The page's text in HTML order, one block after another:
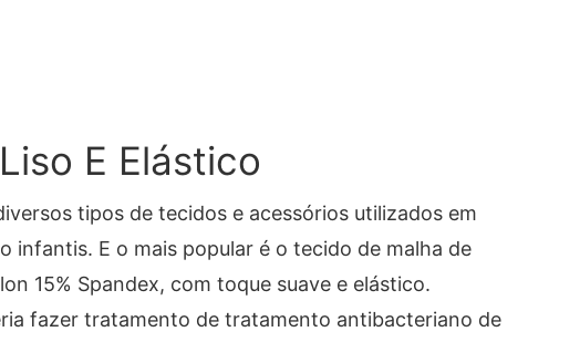
E Elástico
tipos de tecidos e acessórios utilizados em
infantis. E o mais popular é o tecido de malha de
15% Spandex, com toque suave e elástico.
fazer tratamento de tratamento antibacteriano de